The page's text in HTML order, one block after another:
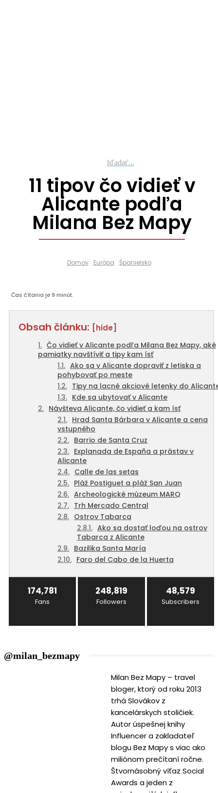
hľadať...
11 tipov čo vidieť v
Alicante podľa
Milana Bez Mapy
Domov Európa Španielsko
Čas čítania je 9 minút.
Obsah článku: [hide]
Čo vidieť v Alicante podľa Milana Bez Mapy, aké
pamiatky navštíviť a tipy kam ísť
Ako sa v Alicante dopraviť z letiska a
pohybovať po meste
Tipy na lacné akciové letenky do
Kde sa ubytovať v Alicante
Návšteva Alicante, čo vidieť a kam ísť
Hrad Santa Bárbara v Alicante a cena
vstupného
Barrio de Santa Cruz
Explanada de España a prástav v
Alicante
Calle de las setas
Pláž Postiguet a pláž San Juan
Archeologické múzeum MARQ
Trh Mercado Central
Ostrov Tabarca
Ako sa dostať loďou na ostrov
Tabarca z Alicante
Bazilika Santa María
Faro del Cabo de la Huerta
174,781
Fans
248,819
Followers
48,579
Subscribers
@milan_bezmapy
Milan Bez Mapy – travel
bloger, ktorý od roku 2013
trhá Slovákov z
kancelárskych stoličiek.
Autor úspešnej knihy
Influencer a zakladateľ
blogu Bez Mapy s viac ako
miliónom prečítaní ročne.
Štvornásobný víťaz Social
Awards a jeden z